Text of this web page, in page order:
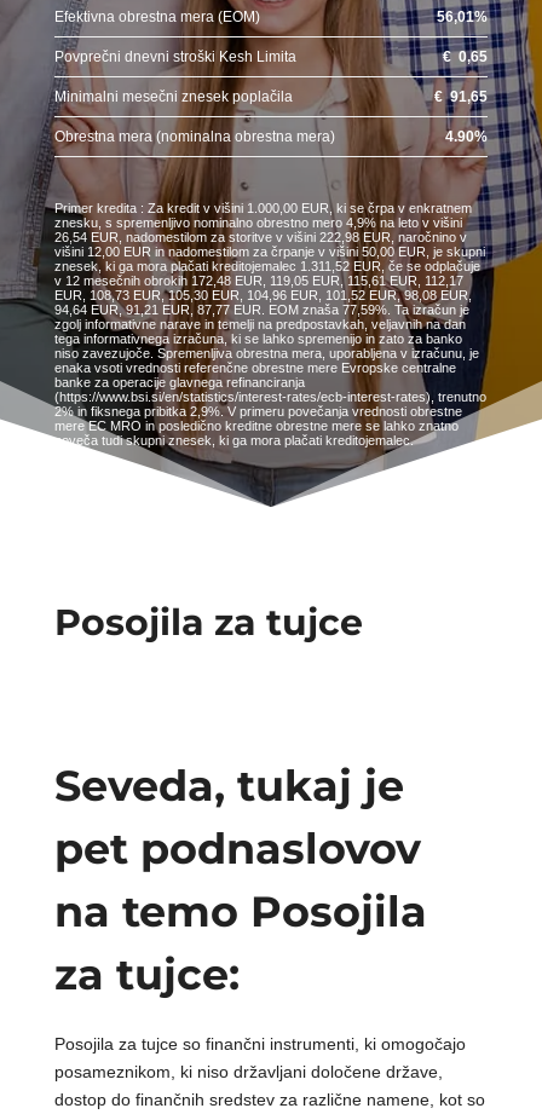
Efektivna obrestna mera (EOM) 56,01%
Povprečni dnevni stroški Kesh Limita €0,65
Minimalni mesečni znesek poplačila €91,65
Obrestna mera (nominalna obrestna mera) 4.90%
Primer kredita : Za kredit v višini 1.000,00 EUR, ki se črpa v enkratnem
znesku, s spremenljivo nominalno obrestno mero 4,9% na leto v višini
26,54 EUR, nadomestilom za storitve v višini 222,98 EUR, naročnino v
višini 12,00 EUR in nadomestilom za črpanje v višini 50,00 EUR, je skupni
znesek, ki ga mora plačati kreditojemalec 1.311,52 EUR, če se odplačuje
v 12 mesečnih obrokih 172,48 EUR, 119,05 EUR, 115,61 EUR, 112,17
EUR, 108,73 EUR, 105,30 EUR, 104,96 EUR, 101,52 EUR, 98,08 EUR,
94,64 EUR, 91,21 EUR, 87,77 EUR. EOM znaša 77,59%. Ta izračun je
zgolj informativne narave in temelji na predpostavkah, veljavnih na dan
tega informativnega izračuna, ki se lahko spremenijo in zato za banko
niso zavezujoče. Spremenljiva obrestna mera, uporabljena v izračunu, je
enaka vsoti vrednosti referenčne obrestne mere Evropske centralne
banke za operacije glavnega refinanciranja
(https://www.bsi.si/en/statistics/interest-rates/ecb-interest-rates), trenutno
2% in fiksnega pribitka 2,9%. V primeru povečanja vrednosti obrestne
mere EC MRO in posledično kreditne obrestne mere se lahko znatno
poveča tudi skupni znesek, ki ga mora plačati kreditojemalec.
Posojila za tujce
Seveda, tukaj je
pet podnaslovov
na temo Posojila
za tujce:
Posojila za tujce so finančni instrumenti, ki omogočajo
posameznikom, ki niso državljani določene države,
dostop do finančnih sredstev za različne namene, kot so